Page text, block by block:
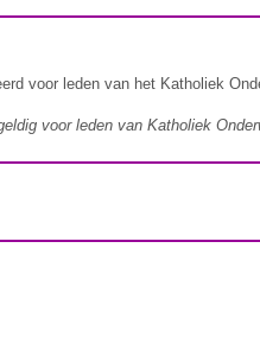
voor leden van het Katholiek
voor leden van Katholiek